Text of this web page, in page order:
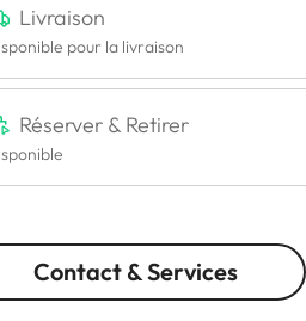
Livraison
pour la livraison
Réserver & Retirer
Contact & Services